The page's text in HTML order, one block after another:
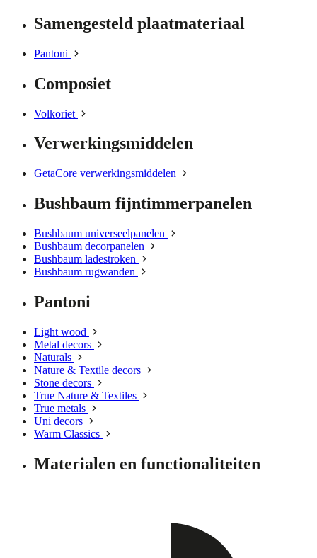
Samengesteld plaatmateriaal
Pantoni
Composiet
Volkoriet
Verwerkingsmiddelen
GetaCore verwerkingsmiddelen
Bushbaum fijntimmerpanelen
Bushbaum universeelpanelen
Bushbaum decorpanelen
Bushbaum ladestroken
Bushbaum rugwanden
Pantoni
Light wood
Metal decors
Naturals
Nature & Textile decors
Stone decors
True Nature & Textiles
True metals
Uni decors
Warm Classics
Materialen en functionaliteiten